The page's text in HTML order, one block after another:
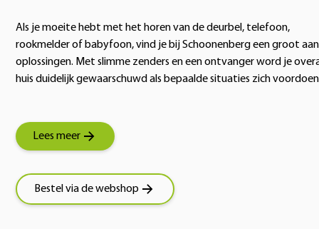
Als je moeite hebt met het horen van de deurbel, telefoon,
rookmelder of babyfoon, vind je bij Schoonenberg een groot
oplossingen. Met slimme zenders en een ontvanger word je
huis duidelijk gewaarschuwd als bepaalde situaties zich
Lees meer
Bestel via de webshop